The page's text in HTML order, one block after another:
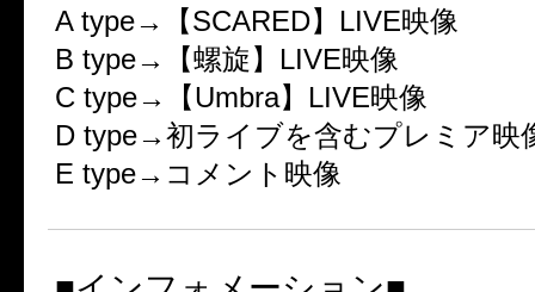
A type→【SCARED】LIVE映像
B type→【螺旋】LIVE映像
C type→【Umbra】LIVE映像
D type→初ライブを含むプレミア映
E type→コメント映像